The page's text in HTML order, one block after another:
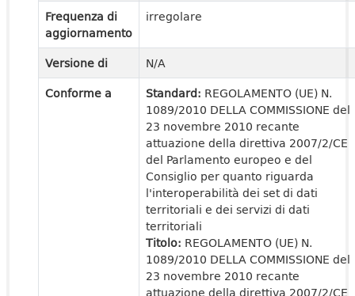
Frequenza di
aggiornamento
irregolare
Versione di
N/A
Conforme a
Standard: REGOLAMENTO (UE) N.
1089/2010 DELLA COMMISSIONE del
23 novembre 2010 recante
attuazione della direttiva 2007/2/CE
del Parlamento europeo e del
Consiglio per quanto riguarda
l'interoperabilità dei set di dati
territoriali e dei servizi di dati
territoriali
Titolo: REGOLAMENTO (UE) N.
1089/2010 DELLA COMMISSIONE del
23 novembre 2010 recante
attuazione della direttiva 2007/2/CE